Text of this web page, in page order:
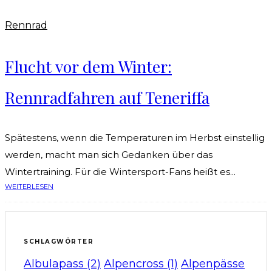
Rennrad
Flucht vor dem Winter:
Rennradfahren auf Teneriffa
Spätestens, wenn die Temperaturen im Herbst einstellig
werden, macht man sich Gedanken über das
Wintertraining. Für die Wintersport-Fans heißt es...
WEITERLESEN
SCHLAGWÖRTER
Albulapass (2) Alpencross (1) Alpenpässe